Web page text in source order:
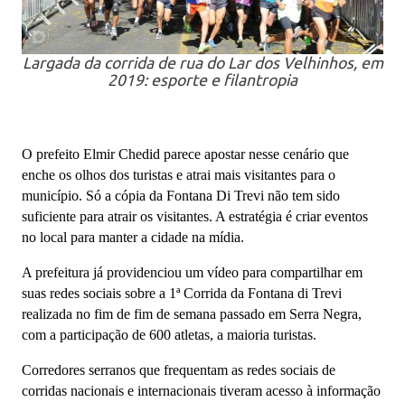
Largada da corrida de rua do Lar dos Velhinhos, em
2019: esporte e filantropia
O prefeito Elmir Chedid parece apostar nesse cenário que
enche os olhos dos turistas e atrai mais visitantes para o
município. Só a cópia da Fontana Di Trevi não tem sido
suficiente para atrair os visitantes. A estratégia é criar eventos
no local para manter a cidade na mídia.
A prefeitura já providenciou um vídeo para compartilhar em
suas redes sociais sobre a 1ª Corrida da Fontana di Trevi
realizada no fim de fim de semana passado em Serra Negra,
com a participação de 600 atletas, a maioria turistas.
Corredores serranos que frequentam as redes sociais de
corridas nacionais e internacionais tiveram acesso à informação